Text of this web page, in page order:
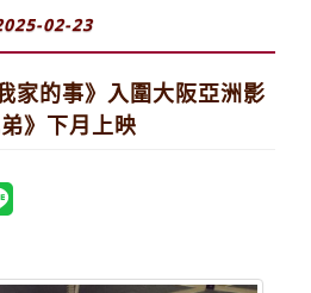
02-23
家的事》入圍大阪亞洲影
》下月上映